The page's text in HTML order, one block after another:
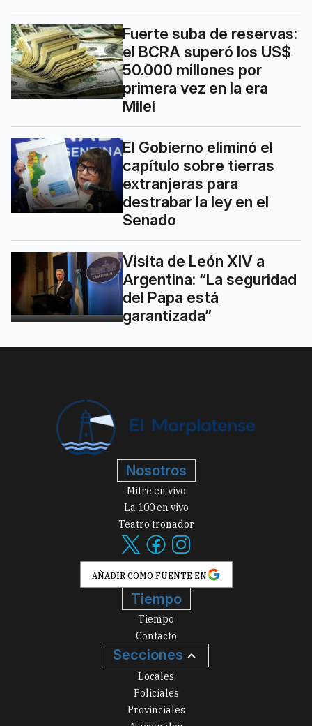
Fuerte suba de reservas:
el BCRA superó los US$
50.000 millones por
primera vez en la era
Milei
El Gobierno eliminó el
capítulo sobre tierras
extranjeras para
destrabar la ley en el
Senado
Visita de León XIV a
Argentina: “La seguridad
del Papa está
garantizada”
Nosotros
Mitre en vivo
La 100 en vivo
Teatro tronador
AÑADIR COMO FUENTE EN
Tiempo
Tiempo
Contacto
Secciones
Locales
Policiales
Provinciales